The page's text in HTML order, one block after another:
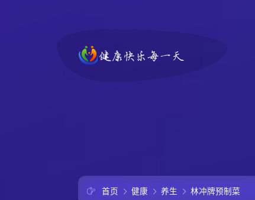
首页 健康 养生 林冲牌预制菜